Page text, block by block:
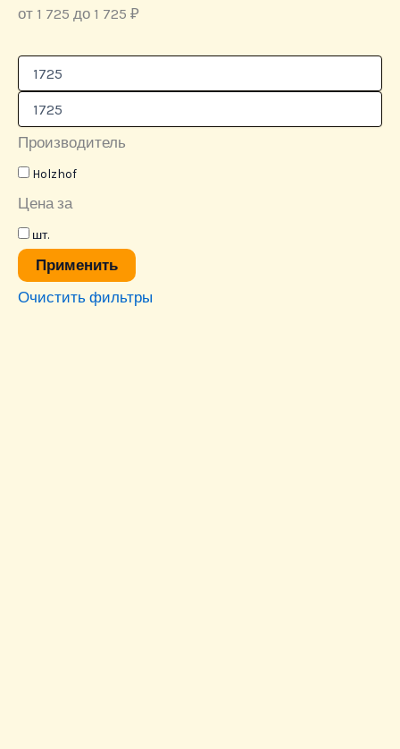
от 1 725 до 1 725 ₽
Производитель
Holzhof
Цена за
шт.
Применить
Очистить фильтры